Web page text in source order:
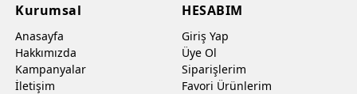
Kurumsal
Anasayfa
Hakkımızda
Kampanyalar
İletişim
HESABIM
Giriş Yap
Üye Ol
Siparişlerim
Favori Ürünlerim